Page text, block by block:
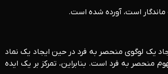
یک لوگوی منحصر به فرد در حین ایجاد یک نماد
منحصر به فرد است. بنابراین، تمرکز بر یک ایده